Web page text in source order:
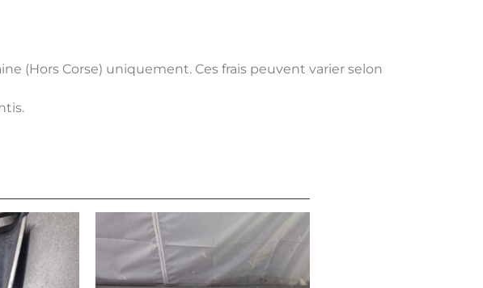
(Hors Corse) uniquement. Ces frais peuvent varier selon